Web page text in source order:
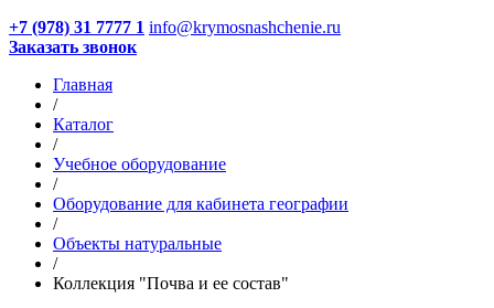
+7 (978) 31 7777 1 info@krymosnashchenie.ru
Заказать звонок
Главная
/
Каталог
/
Учебное оборудование
/
Оборудование для кабинета географии
/
Объекты натуральные
/
Коллекция "Почва и ее состав"